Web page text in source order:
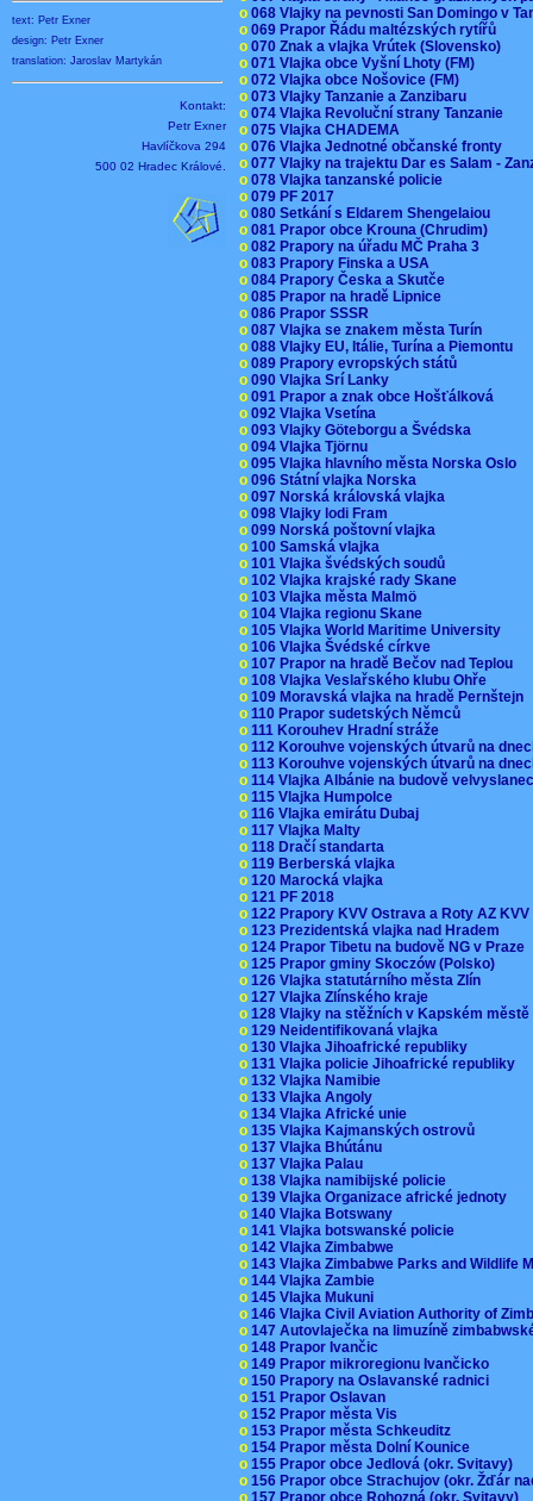
text: Petr Exner
design: Petr Exner
translation: Jaroslav Martykán
Kontakt:
Petr Exner
Havlíčkova 294
500 02 Hradec Králové.
o 068 Vlajky na pevnosti San Domingo v
o 069 Prapor Řádu maltézských rytířů
o 070 Znak a vlajka Vrútek (Slovensko)
o 071 Vlajka obce Vyšní Lhoty (FM)
o 072 Vlajka obce Nošovice (FM)
o 073 Vlajky Tanzanie a Zanzibaru
o 074 Vlajka Revoluční strany Tanzanie
o 075 Vlajka CHADEMA
o 076 Vlajka Jednotné občanské fronty
o 077 Vlajky na trajektu Dar es Salam -
o 078 Vlajka tanzanské policie
o 079 PF 2017
o 080 Setkání s Eldarem Shengelaiou
o 081 Prapor obce Krouna (Chrudim)
o 082 Prapory na úřadu MČ Praha 3
o 083 Prapory Finska a USA
o 084 Prapory Česka a Skutče
o 085 Prapor na hradě Lipnice
o 086 Prapor SSSR
o 087 Vlajka se znakem města Turín
o 088 Vlajky EU, Itálie, Turína a Piemontu
o 089 Prapory evropských států
o 090 Vlajka Srí Lanky
o 091 Prapor a znak obce Hošťálková
o 092 Vlajka Vsetína
o 093 Vlajky Göteborgu a Švédska
o 094 Vlajka Tjörnu
o 095 Vlajka hlavního města Norska Oslo
o 096 Státní vlajka Norska
o 097 Norská královská vlajka
o 098 Vlajky lodi Fram
o 099 Norská poštovní vlajka
o 100 Samská vlajka
o 101 Vlajka švédských soudů
o 102 Vlajka krajské rady Skane
o 103 Vlajka města Malmö
o 104 Vlajka regionu Skane
o 105 Vlajka World Maritime University
o 106 Vlajka Švédské církve
o 107 Prapor na hradě Bečov nad Teplou
o 108 Vlajka Veslařského klubu Ohře
o 109 Moravská vlajka na hradě Pernštejn
o 110 Prapor sudetských Němců
o 111 Korouhev Hradní stráže
o 112 Korouhve vojenských útvarů na
o 113 Korouhve vojenských útvarů na
o 114 Vlajka Albánie na budově
o 115 Vlajka Humpolce
o 116 Vlajka emirátu Dubaj
o 117 Vlajka Malty
o 118 Dračí standarta
o 119 Berberská vlajka
o 120 Marocká vlajka
o 121 PF 2018
o 122 Prapory KVV Ostrava a Roty AZ
o 123 Prezidentská vlajka nad Hradem
o 124 Prapor Tibetu na budově NG v Praze
o 125 Prapor gminy Skoczów (Polsko)
o 126 Vlajka statutárního města Zlín
o 127 Vlajka Zlínského kraje
o 128 Vlajky na stěžních v Kapském
o 129 Neidentifikovaná vlajka
o 130 Vlajka Jihoafrické republiky
o 131 Vlajka policie Jihoafrické republiky
o 132 Vlajka Namibie
o 133 Vlajka Angoly
o 134 Vlajka Africké unie
o 135 Vlajka Kajmanských ostrovů
o 137 Vlajka Bhútánu
o 137 Vlajka Palau
o 138 Vlajka namibijské policie
o 139 Vlajka Organizace africké jednoty
o 140 Vlajka Botswany
o 141 Vlajka botswanské policie
o 142 Vlajka Zimbabwe
o 143 Vlajka Zimbabwe Parks and Wildlife
o 144 Vlajka Zambie
o 145 Vlajka Mukuni
o 146 Vlajka Civil Aviation Authority of
o 147 Autovlaječka na limuzíně
o 148 Prapor Ivančic
o 149 Prapor mikroregionu Ivančicko
o 150 Prapory na Oslavanské radnici
o 151 Prapor Oslavan
o 152 Prapor města Vis
o 153 Prapor města Schkeuditz
o 154 Prapor města Dolní Kounice
o 155 Prapor obce Jedlová (okr. Svitavy)
o 156 Prapor obce Strachujov (okr. Žďár
o 157 Prapor obce Rohozná (okr. Svitavy)